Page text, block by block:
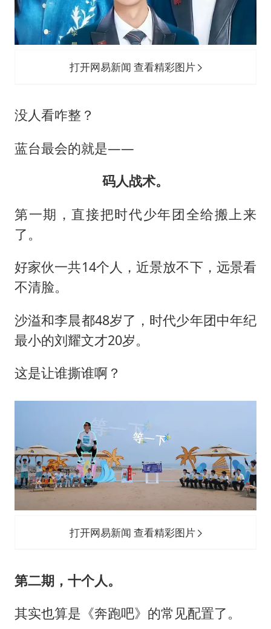
打开网易新闻 查看精彩图片
没人看咋整？
蓝台最会的就是——
码人战术。
第一期，直接把时代少年团全给搬上来
了。
好家伙一共14个人，近景放不下，远景看
不清脸。
沙溢和李晨都48岁了，时代少年团中年纪
最小的刘耀文才20岁。
这是让谁撕谁啊？
打开网易新闻 查看精彩图片
第二期，十个人。
其实也算是《奔跑吧》的常见配置了。